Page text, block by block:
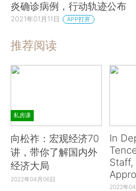
炎确诊病例，行动轨迹公布
2021年01月11日 APP打开
推荐阅读
私房课
向松祚：宏观经济70
讲，带你了解国内外
经济大局
2022年04月06日
In
Staff,
2022年